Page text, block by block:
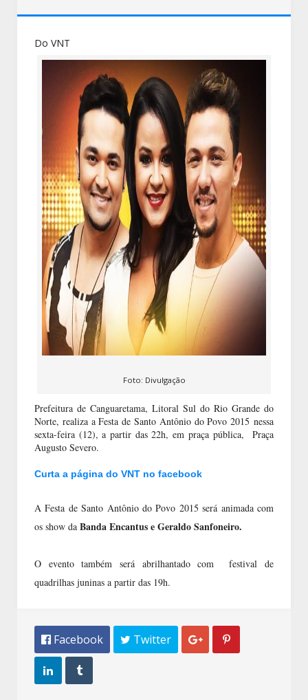
Do VNT
Foto: Divulgação
Prefeitura de Canguaretama, Litoral Sul do Rio Grande do
Norte, realiza a Festa de Santo Antônio do Povo 2015 nessa
sexta-feira (12), a partir das 22h, em praça pública, Praça
Augusto Severo.
Curta a página do VNT no facebook
A Festa de Santo Antônio do Povo 2015 será animada com
os show da Banda Encantus e Geraldo Sanfoneiro.
O evento também será abrilhantado com festival de
quadrilhas juninas a partir das 19h.
 Facebook  Twitter  
 